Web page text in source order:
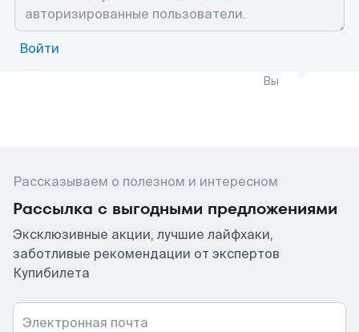
Войти
Вы
Рассказываем о полезном и интересном
Рассылка с выгодными предложениями
Эксклюзивные акции, лучшие лайфхаки,
заботливые рекомендации от экспертов
Купибилета
Электронная почта